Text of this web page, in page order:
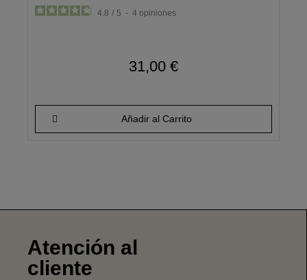
4.8 / 5 - 4 opiniones
31,00 €
Añadir al Carrito
Atención al
cliente